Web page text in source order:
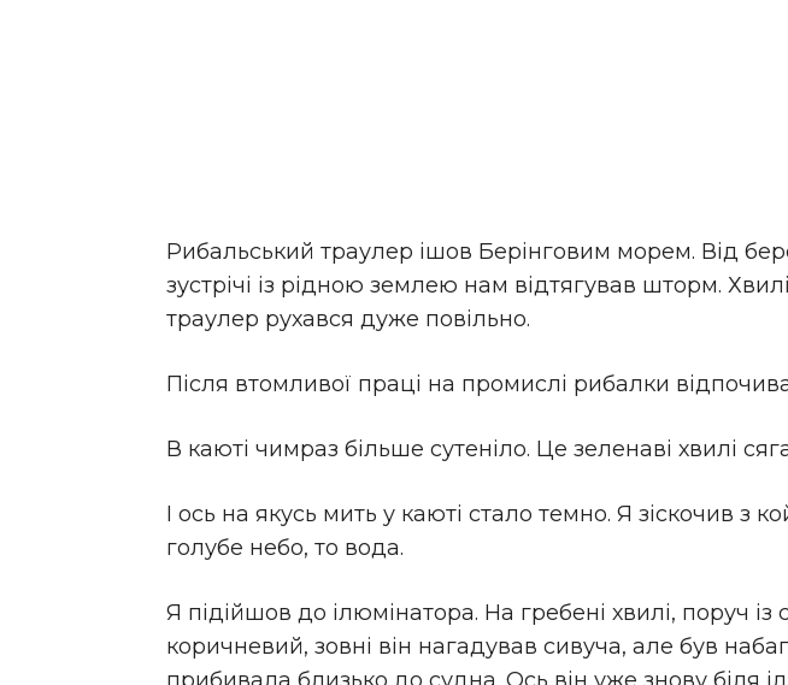
Рибальський траулер ішов Берінговим морем. Від
зустрічі із рідною землею нам відтягував шторм.
траулер рухався дуже повільно.
Після втомливої праці на промислі рибалки
В каюті чимраз більше сутеніло. Це зеленаві хвилі
І ось на якусь мить у каюті стало темно. Я зіскочив з
голубе небо, то вода.
Я підійшов до ілюмінатора. На гребені хвилі, поруч
коричневий, зовні він нагадував сивуча, але був